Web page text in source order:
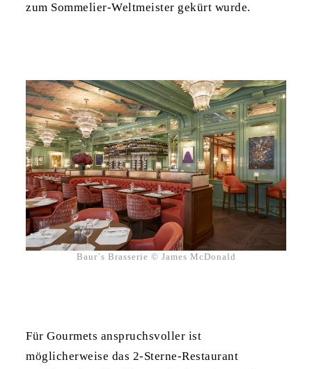
zum Sommelier-Weltmeister gekürt wurde.
Baur´s Brasserie © James McDonald
Für Gourmets anspruchsvoller ist
möglicherweise das 2-Sterne-Restaurant